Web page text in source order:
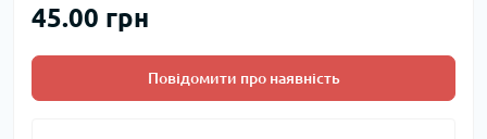
45.00 грн
Повідомити про наявність